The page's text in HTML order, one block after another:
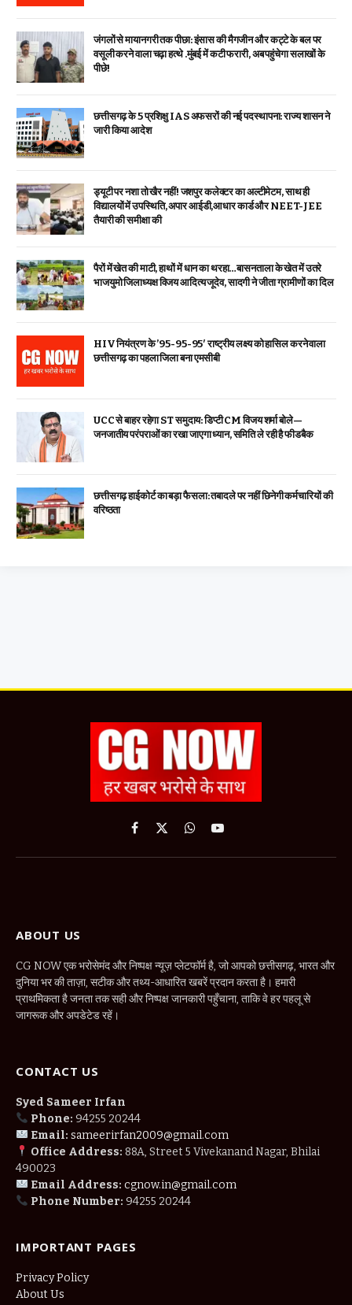
जंगलों से मायानगरी तक पीछा: इंसास की मैगजीन और कट्टे के बल पर
वसूली करने वाला चढ़ा हत्थे .मुंबई में कटी फरारी, अब पहुंचेगा सलाखों के
पीछे!
छत्तीसगढ़ के 5 प्रशिक्षु IAS अफसरों की नई पदस्थापना: राज्य शासन ने
जारी किया आदेश
ड्यूटी पर नशा तो खैर नहीं! जशपुर कलेक्टर का अल्टीमेटम, साथ ही
विद्यालयों में उपस्थिति, अपार आईडी,आधार कार्ड और NEET-JEE
तैयारी की समीक्षा की
पैरों में खेत की माटी, हाथों में धान का थरहा…बासनताला के खेत में उतरे
भाजयुमो जिलाध्यक्ष विजय आदित्य जूदेव, सादगी ने जीता ग्रामीणों का दिल
HIV नियंत्रण के ’95-95-95′ राष्ट्रीय लक्ष्य को हासिल करने वाला
छत्तीसगढ़ का पहला जिला बना एमसीबी
UCC से बाहर रहेगा ST समुदाय: डिप्टी CM विजय शर्मा बोले—
जनजातीय परंपराओं का रखा जाएगा ध्यान, समिति ले रही है फीडबैक
छत्तीसगढ़ हाईकोर्ट का बड़ा फैसला: तबादले पर नहीं छिनेगी कर्मचारियों की
वरिष्ठता
Facebook
X
WhatsApp
YouTube
ABOUT US
CG NOW एक भरोसेमंद और निष्पक्ष न्यूज़ प्लेटफॉर्म है, जो आपको छत्तीसगढ़, भारत और
दुनिया भर की ताज़ा, सटीक और तथ्य-आधारित खबरें प्रदान करता है। हमारी
प्राथमिकता है जनता तक सही और निष्पक्ष जानकारी पहुँचाना, ताकि वे हर पहलू से
जागरूक और अपडेटेड रहें।
CONTACT US
Syed Sameer Irfan
Phone: 94255 20244
Email: sameerirfan2009@gmail.com
Office Address: 88A, Street 5 Vivekanand Nagar, Bhilai
490023
Email Address: cgnow.in@gmail.com
Phone Number: 94255 20244
IMPORTANT PAGES
Privacy Policy
About Us